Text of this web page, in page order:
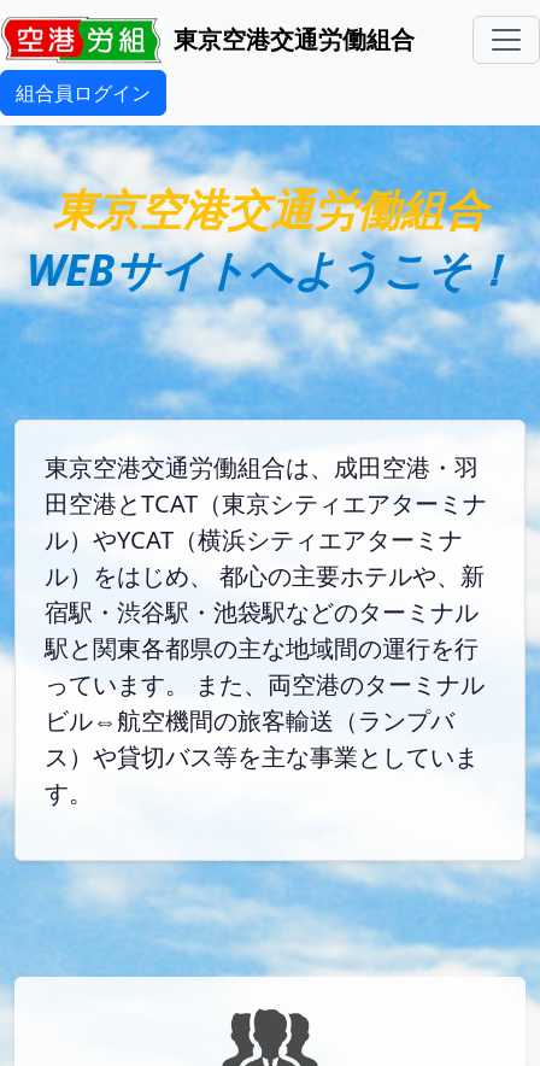
東京空港交通労働組合
組合員ログイン
東京空港交通労働組合
WEBサイトへようこそ！
東京空港交通労働組合は、成田空港・羽
田空港とTCAT（東京シティエアターミナ
ル）やYCAT（横浜シティエアターミナ
ル）をはじめ、 都心の主要ホテルや、新
宿駅・渋谷駅・池袋駅などのターミナル
駅と関東各都県の主な地域間の運行を行
っています。 また、両空港のターミナル
ビル⇔航空機間の旅客輸送（ランプバ
ス）や貸切バス等を主な事業としていま
す。